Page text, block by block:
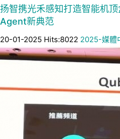
扬智携光禾感知打造智能机
Agent新典范
20-01-2025 Hits:8022 2025-媒體